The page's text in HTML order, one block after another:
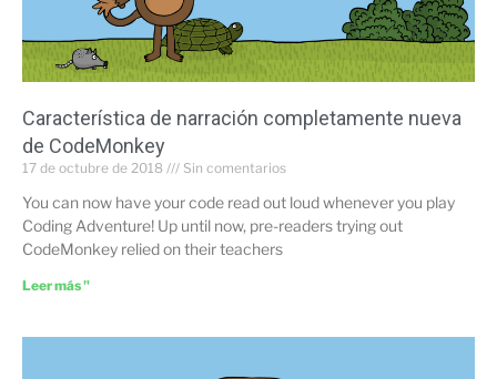
Característica de narración completamente nueva
de CodeMonkey
17 de octubre de 2018 Sin comentarios
You can now have your code read out loud whenever you play
Coding Adventure! Up until now, pre-readers trying out
CodeMonkey relied on their teachers
Leer más "